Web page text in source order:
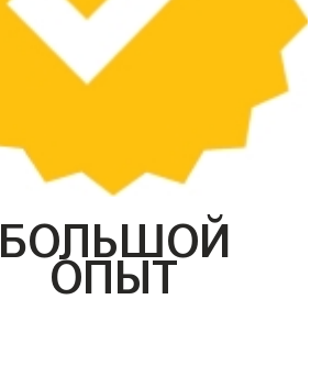
БОЛЬШОЙ
ОПЫТ